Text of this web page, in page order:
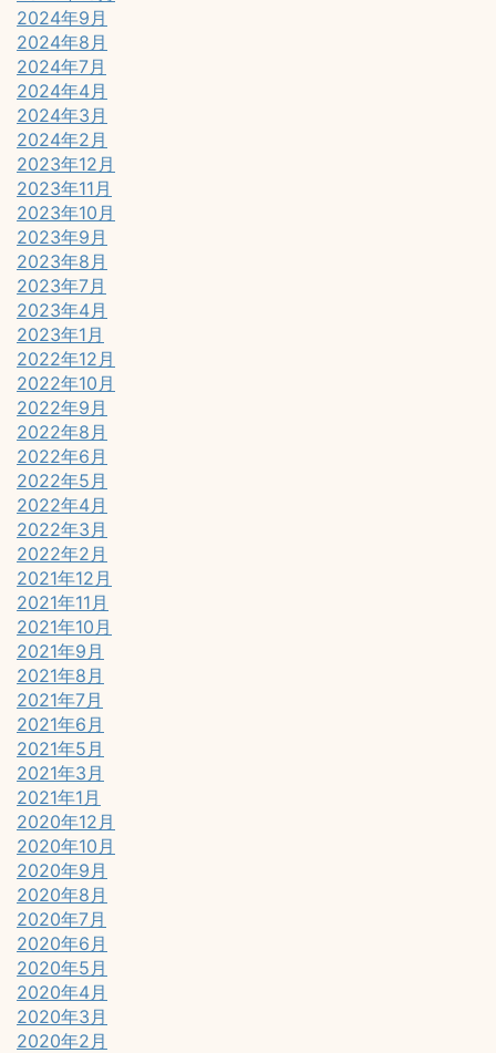
2024年9月
2024年8月
2024年7月
2024年4月
2024年3月
2024年2月
2023年12月
2023年11月
2023年10月
2023年9月
2023年8月
2023年7月
2023年4月
2023年1月
2022年12月
2022年10月
2022年9月
2022年8月
2022年6月
2022年5月
2022年4月
2022年3月
2022年2月
2021年12月
2021年11月
2021年10月
2021年9月
2021年8月
2021年7月
2021年6月
2021年5月
2021年3月
2021年1月
2020年12月
2020年10月
2020年9月
2020年8月
2020年7月
2020年6月
2020年5月
2020年4月
2020年3月
2020年2月